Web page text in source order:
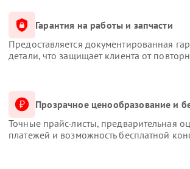
Гарантия на работы и запчасти
Предоставляется документированная
детали, что защищает клиента от
Прозрачное ценообразование и
Точные прайс-листы, предварительная
платежей и возможность бесплатной